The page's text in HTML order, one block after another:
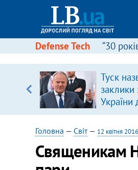
Defense Tech “30
Туск
заклики
України
риторику
Головна — Світ— 12 квітня 2016
Священикам